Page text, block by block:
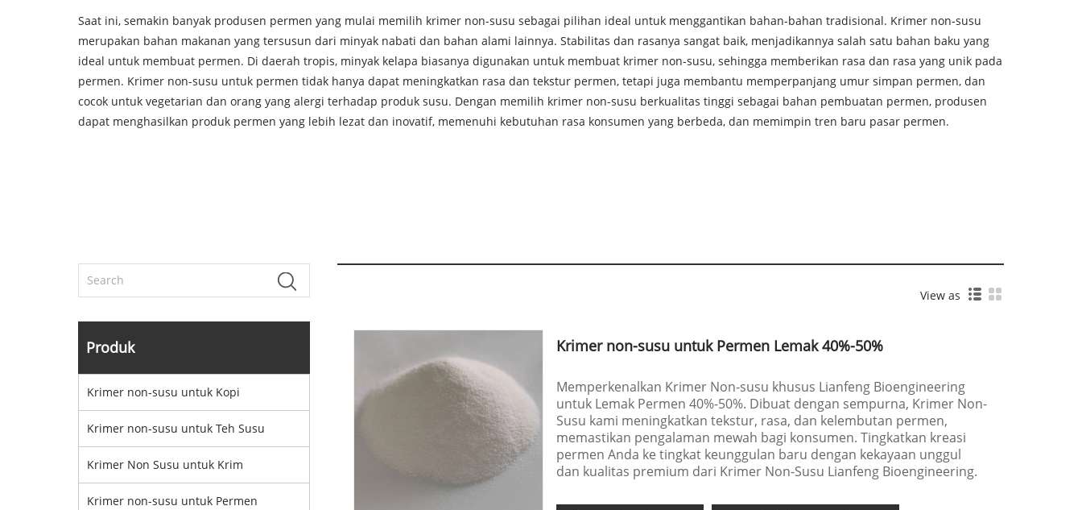
Saat ini, semakin banyak produsen permen yang mulai memilih krimer non-susu sebagai pilihan ideal untuk menggantikan bahan-bahan tradisional. Krimer non-susu
merupakan bahan makanan yang tersusun dari minyak nabati dan bahan alami lainnya. Stabilitas dan rasanya sangat baik, menjadikannya salah satu bahan baku yang
ideal untuk membuat permen. Di daerah tropis, minyak kelapa biasanya digunakan untuk membuat krimer non-susu, sehingga memberikan rasa dan rasa yang unik pada
permen. Krimer non-susu untuk permen tidak hanya dapat meningkatkan rasa dan tekstur permen, tetapi juga membantu memperpanjang umur simpan permen, dan
cocok untuk vegetarian dan orang yang alergi terhadap produk susu. Dengan memilih krimer non-susu berkualitas tinggi sebagai bahan pembuatan permen, produsen
dapat menghasilkan produk permen yang lebih lezat dan inovatif, memenuhi kebutuhan rasa konsumen yang berbeda, dan memimpin tren baru pasar permen.
Produk
Krimer non-susu untuk Kopi
Krimer non-susu untuk Teh Susu
Krimer Non Susu untuk Krim
Krimer non-susu untuk Permen
View as
Krimer non-susu untuk Permen Lemak 40%-50%
Memperkenalkan Krimer Non-susu khusus Lianfeng Bioengineering
untuk Lemak Permen 40%-50%. Dibuat dengan sempurna, Krimer Non-
Susu kami meningkatkan tekstur, rasa, dan kelembutan permen,
memastikan pengalaman mewah bagi konsumen. Tingkatkan kreasi
permen Anda ke tingkat keunggulan baru dengan kekayaan unggul
dan kualitas premium dari Krimer Non-Susu Lianfeng Bioengineering.